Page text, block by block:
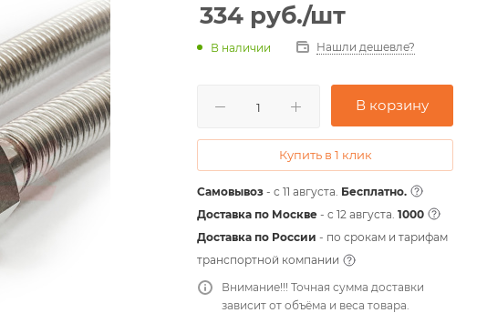
334 руб./шт
В наличии Нашли дешевле?
В корзину
Купить в 1 клик
Самовывоз - с 11 августа. Бесплатно.
Доставка по Москве - c 12 августа. 1000
Доставка по России - по срокам и тарифам
транспортной компании
Внимание!!! Точная сумма доставки
зависит от объёма и веса товара.